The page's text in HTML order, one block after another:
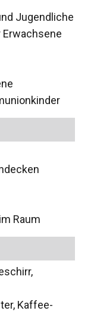
Jugendliche
Raum
Kaffee-